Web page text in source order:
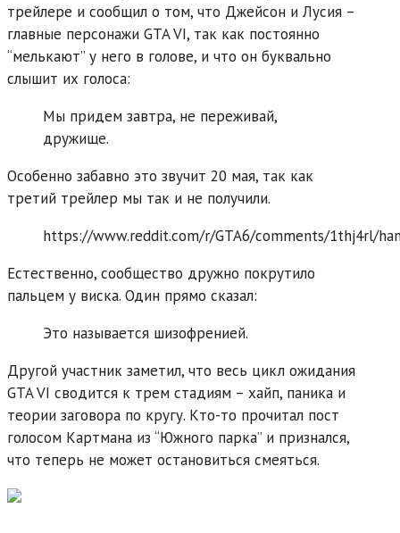
трейлере и сообщил о том, что Джейсон и Лусия –
главные персонажи GTA VI, так как постоянно
“мелькают” у него в голове, и что он буквально
слышит их голоса:
Мы придем завтра, не переживай,
дружище.
Особенно забавно это звучит 20 мая, так как
третий трейлер мы так и не получили.
https://www.reddit.com/r/GTA6/comments/1thj4rl/
Естественно, сообщество дружно покрутило
пальцем у виска. Один прямо сказал:
Это называется шизофренией.
Другой участник заметил, что весь цикл ожидания
GTA VI сводится к трем стадиям – хайп, паника и
теории заговора по кругу. Кто-то прочитал пост
голосом Картмана из “Южного парка” и признался,
что теперь не может остановиться смеяться.